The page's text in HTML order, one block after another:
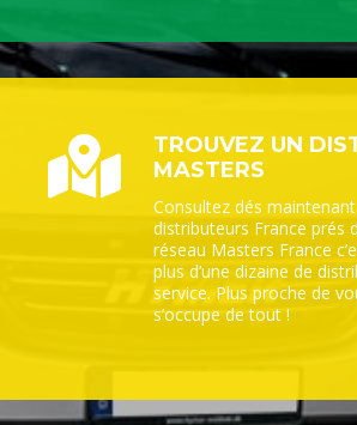
TROUVEZ UN
MASTERS
Consultez dés
distributeurs France prés
réseau Masters France
plus d’une dizaine de
service. Plus proche de
s’occupe de tout !